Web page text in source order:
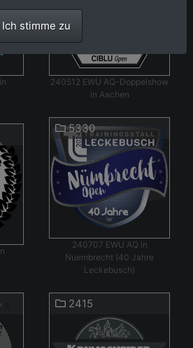
240512 EWU AQ-Doppelshow
in Aachen
5330
240707 EWU AQ in
Nuembrecht (40 Jahre
Leckebusch)
2415
Ich stimme zu